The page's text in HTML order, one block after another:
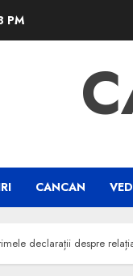
PM
CANCAN
declarații despre